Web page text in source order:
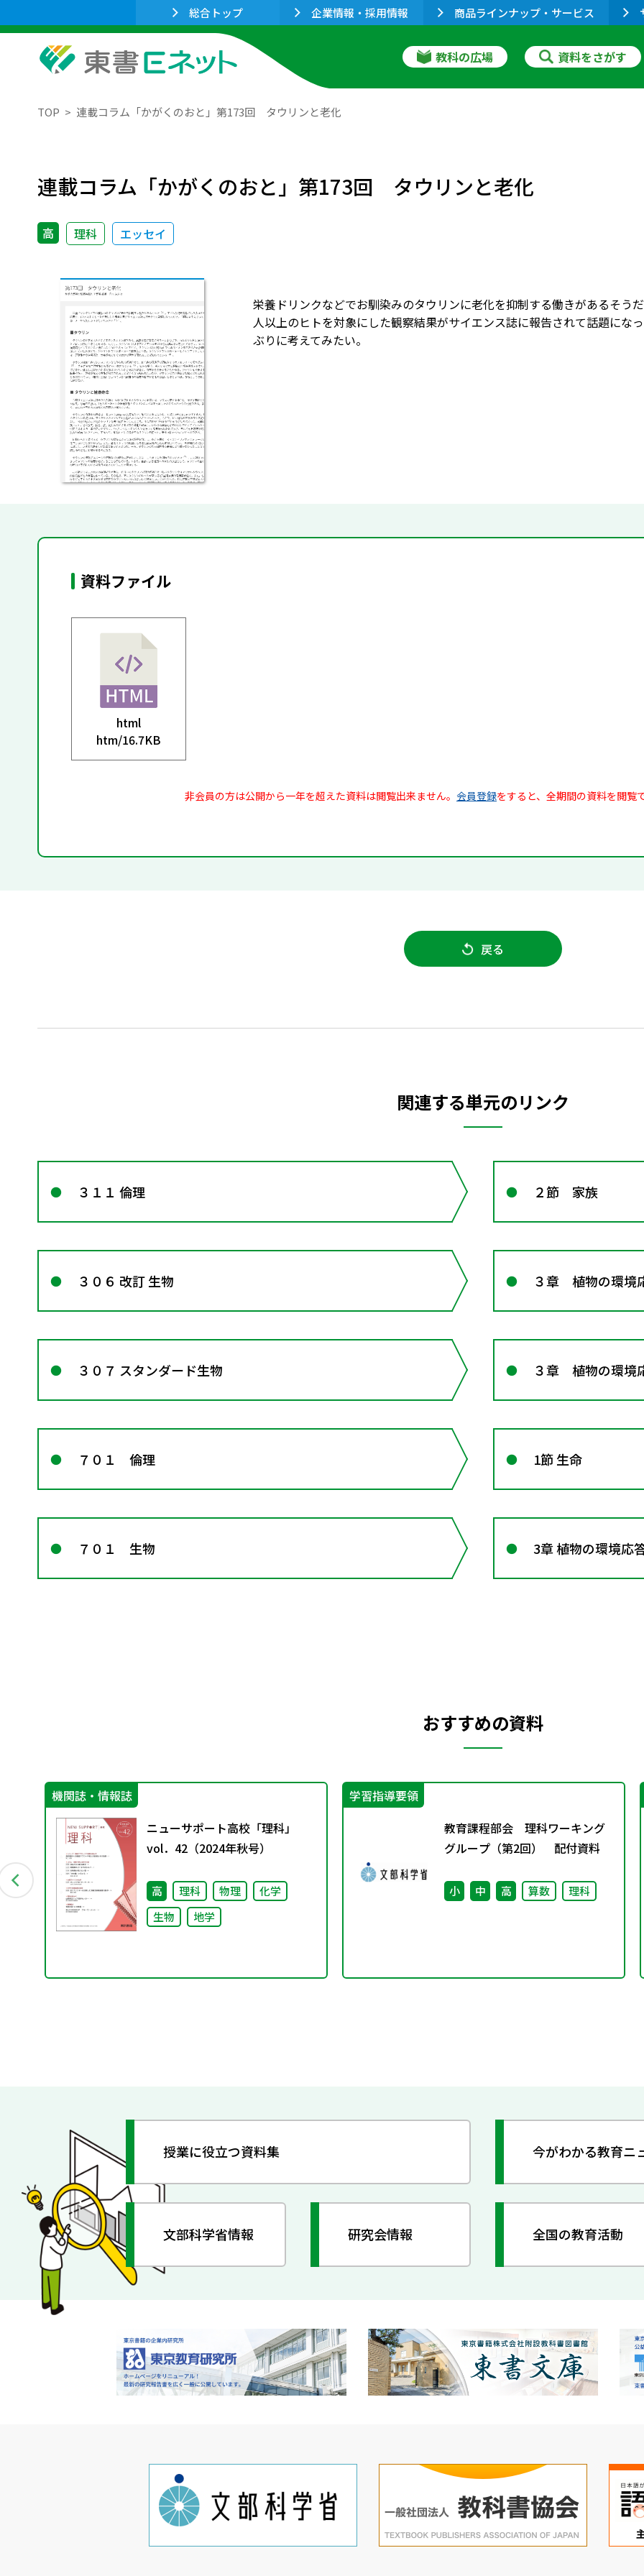
総合トップ 企業情報・採用情報 商品ラインナップ・サービス
教科の広場 資料をさがす
TOP 連載コラム「かがくのおと」第173回 タウリンと老化
連載コラム「かがくのおと」第173回 タウリンと老化
高 理科 エッセイ
栄養ドリンクなどでお馴染みのタウリンに老化を抑制する働きがあるそう
人以上のヒトを対象にした観察結果がサイエンス誌に報告されて話題にな
ぶりに考えてみたい。
資料ファイル
html
htm/16.7KB
非会員の方は公開から一年を超えた資料は閲覧出来ません。 会員登録をすると、全期間の資料を閲覧
戻る
関連する単元のリンク
３１１ 倫理 ２節 家族
３０６ 改訂 生物 ３章 植物の環境
３０７ スタンダード生物 ３章 植物の環境
７０１ 倫理 1節 生命
７０１ 生物 3章 植物の環境応
おすすめの資料
機関誌・情報誌
ニューサポート高校「理科」
vol．42（2024年秋号）
高 理科 物理
化学
生物
地学
学習指導要領
教育課程部会 理科ワーキング
グループ（第2回） 配付資料
小 中 高 算数 理科
授業に役立つ資料集 今がわかる教育ニ
文部科学省情報 研究会情報 全国の教育活動